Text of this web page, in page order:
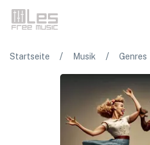
Startseite / Musik / Genres